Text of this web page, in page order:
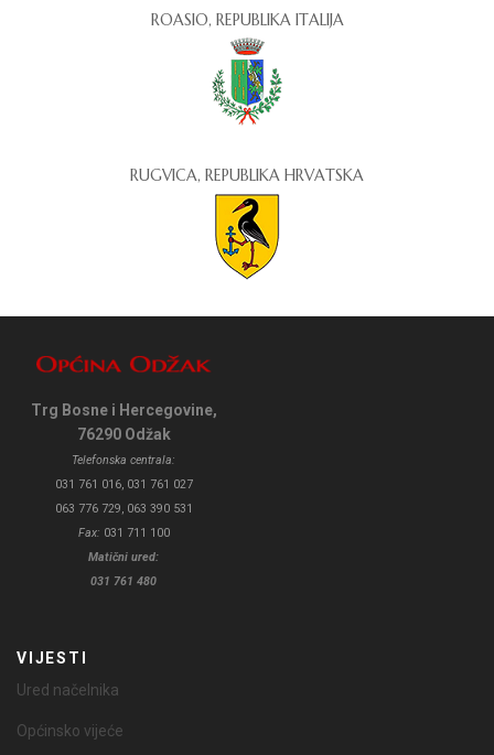
ROASIO, REPUBLIKA ITALIJA
RUGVICA, REPUBLIKA HRVATSKA
Trg Bosne i Hercegovine,
76290 Odžak
Telefonska centrala:
031 761 016, 031 761 027
063 776 729, 063 390 531
Fax: 031 711 100
Matični ured:
031 761 480
VIJESTI
Ured načelnika
Općinsko vijeće